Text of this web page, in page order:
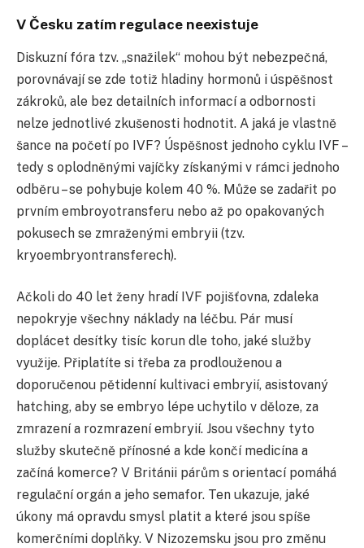
V Česku zatím regulace neexistuje
Diskuzní fóra tzv. „snažilek“ mohou být nebezpečná,
porovnávají se zde totiž hladiny hormonů i úspěšnost
zákroků, ale bez detailních informací a odbornosti
nelze jednotlivé zkušenosti hodnotit. A jaká je vlastně
šance na početí po IVF? Úspěšnost jednoho cyklu IVF –
tedy s oplodněnými vajíčky získanými v rámci jednoho
odběru – se pohybuje kolem 40 %. Může se zadařit po
prvním embroyotransferu nebo až po opakovaných
pokusech se zmraženými embryii (tzv.
kryoembryontransferech).
Ačkoli do 40 let ženy hradí IVF pojišťovna, zdaleka
nepokryje všechny náklady na léčbu. Pár musí
doplácet desítky tisíc korun dle toho, jaké služby
využije. Připlatíte si třeba za prodlouženou a
doporučenou pětidenní kultivaci embryií, asistovaný
hatching, aby se embryo lépe uchytilo v děloze, za
zmrazení a rozmrazení embryií. Jsou všechny tyto
služby skutečně přínosné a kde končí medicína a
začíná komerce? V Británii párům s orientací pomáhá
regulační orgán a jeho semafor. Ten ukazuje, jaké
úkony má opravdu smysl platit a které jsou spíše
komerčními doplňky. V Nizozemsku jsou pro změnu